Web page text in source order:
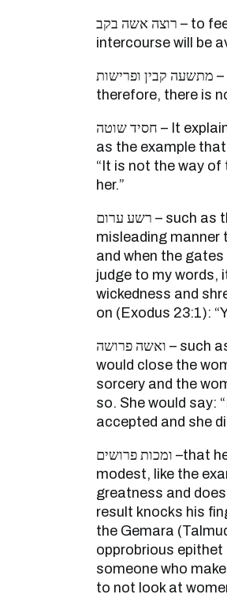
רוצה אשה בקב – to feed a small amount of food so that sexual
intercourse will be
מתשעה קבין ופרישות – to separate from sexual intercourse;
therefore, there is
חסיד שוטה – It explains in the Gemara (Talmud Sotah 21b) such
as the example
“It is not the way
her.”
רשע ערום – such as the example where a person speaks in a
misleading manner
and when the
judge to my words,
wickedness and
on (Exodus 23:1):
ואשה פרושה – such as the example of a woman sorcerer who
would close the
sorcery and the
so. She would say:
accepted and she
ומכות פרושים –that he hits himself to show that he is humble and
modest, like the
greatness and
result knocks his
the Gemara
opprobrious
someone who
to not look at